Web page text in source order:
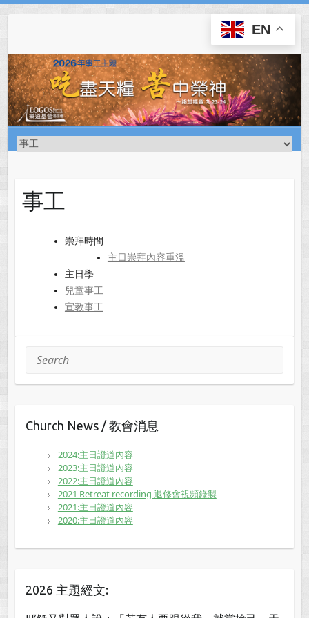
Skip
事工
崇拜時間
主日崇拜內容重溫
主日學
兒童事工
宣教事工
Search
Church News / 教會消息
2024:主日證道內容
2023:主日證道內容
2022:主日證道內容
2021 Retreat recording 退修會視頻錄製
2021:主日證道內容
2020:主日證道內容
2026 主題經文:
EN